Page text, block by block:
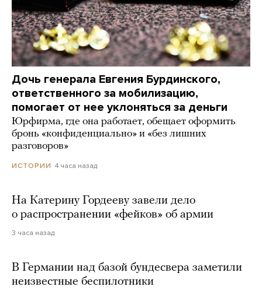
Дочь генерала Евгения Бурдинского,
ответственного за мобилизацию,
помогает от нее уклоняться за деньги
Юрфирма, где она работает, обещает оформить
бронь «конфиденциально» и «без лишних
разговоров»
ИСТОРИИ 4 часа назад
На Катерину Гордееву завели дело
о распространении «фейков» об армии
3 часа назад
В Германии над базой бундесвера заметили
неизвестные беспилотники